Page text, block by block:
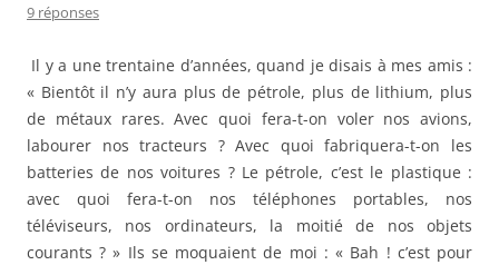
9 réponses
Il y a une trentaine d’années, quand je disais à mes amis :
« Bientôt il n’y aura plus de pétrole, plus de lithium, plus
de métaux rares. Avec quoi fera-t-on voler nos avions,
labourer nos tracteurs ? Avec quoi fabriquera-t-on les
batteries de nos voitures ? Le pétrole, c’est le plastique :
avec quoi fera-t-on nos téléphones portables, nos
téléviseurs, nos ordinateurs, la moitié de nos objets
courants ? » Ils se moquaient de moi : « Bah ! c’est pour